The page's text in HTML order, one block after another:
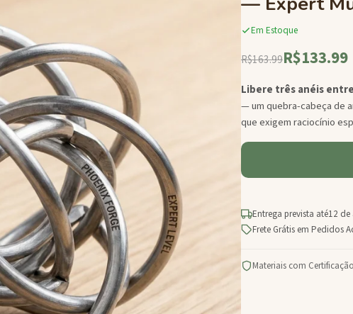
Em Estoque
R$163.99R$133.99
Libere três anéis
— um quebra-cabeça de
que exigem raciocínio
Entrega prevista até12 de
Frete Grátis em Pedidos
Materiais com